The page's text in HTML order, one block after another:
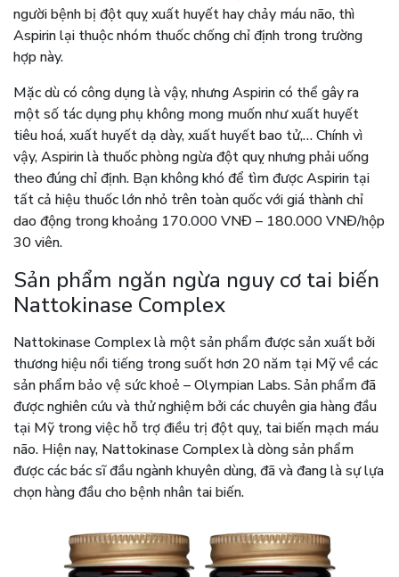
người bệnh bị đột quỵ xuất huyết hay chảy máu não, thì
Aspirin lại thuộc nhóm thuốc chống chỉ định trong trường
hợp này.
Mặc dù có công dụng là vậy, nhưng Aspirin có thể gây ra
một số tác dụng phụ không mong muốn như xuất huyết
tiêu hoá, xuất huyết dạ dày, xuất huyết bao tử,… Chính vì
vậy, Aspirin là thuốc phòng ngừa đột quỵ nhưng phải uống
theo đúng chỉ định. Bạn không khó để tìm được Aspirin tại
tất cả hiệu thuốc lớn nhỏ trên toàn quốc với giá thành chỉ
dao động trong khoảng 170.000 VNĐ – 180.000 VNĐ/hộp
30 viên.
Sản phẩm ngăn ngừa nguy cơ tai biến
Nattokinase Complex
Nattokinase Complex là một sản phẩm được sản xuất bởi
thương hiệu nổi tiếng trong suốt hơn 20 năm tại Mỹ về các
sản phẩm bảo vệ sức khoẻ – Olympian Labs. Sản phẩm đã
được nghiên cứu và thử nghiệm bởi các chuyên gia hàng đầu
tại Mỹ trong việc hỗ trợ điều trị đột quỵ, tai biến mạch máu
não. Hiện nay, Nattokinase Complex là dòng sản phẩm
được các bác sĩ đầu ngành khuyên dùng, đã và đang là sự lựa
chọn hàng đầu cho bệnh nhân tai biến.